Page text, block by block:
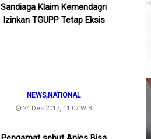
Sandiaga Klaim Kemendagri
Izinkan TGUPP Tetap Eksis
NEWS,NATIONAL
24 Des 2017, 11:07 WIB